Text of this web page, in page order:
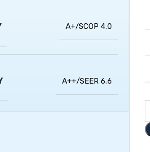
A+/SCOP 4,0
A++/SEER 6,6